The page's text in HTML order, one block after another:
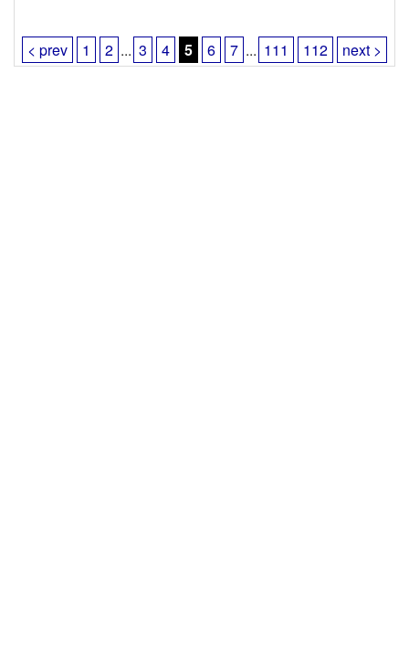
< prev 1 2 ... 3 4 5 6 7 ... 111 112 next >